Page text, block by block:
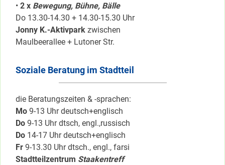
• 2 x Bewegung, Bühne, Bälle
Do 13.30-14.30 + 14.30-15.30 Uhr
Jonny K.-Aktivpark zwischen
Maulbeerallee + Lutoner Str.
Soziale Beratung im Stadtteil
die Beratungszeiten & -sprachen:
Mo 9-13 Uhr deutsch+englisch
Do 9-13 Uhr dtsch, engl.,russisch
Do 14-17 Uhr deutsch+englisch
Fr 9-13.30 Uhr dtsch., engl., farsi
Stadtteilzentrum Staakentreff